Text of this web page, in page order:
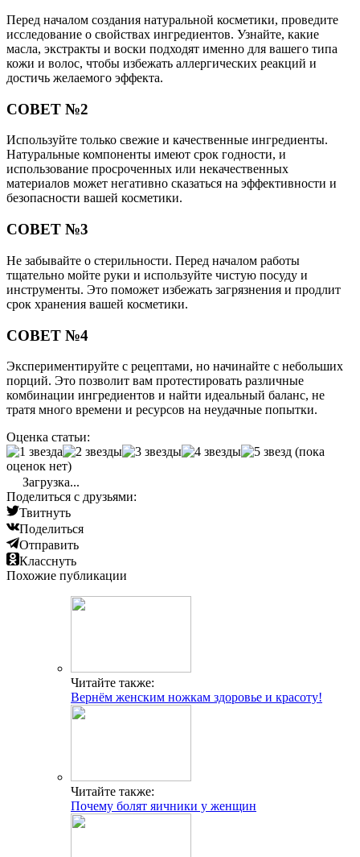
Перед началом создания натуральной косметики, проведите
исследование о свойствах ингредиентов. Узнайте, какие
масла, экстракты и воски подходят именно для вашего типа
кожи и волос, чтобы избежать аллергических реакций и
достичь желаемого эффекта.
СОВЕТ №2
Используйте только свежие и качественные ингредиенты.
Натуральные компоненты имеют срок годности, и
использование просроченных или некачественных
материалов может негативно сказаться на эффективности и
безопасности вашей косметики.
СОВЕТ №3
Не забывайте о стерильности. Перед началом работы
тщательно мойте руки и используйте чистую посуду и
инструменты. Это поможет избежать загрязнения и продлит
срок хранения вашей косметики.
СОВЕТ №4
Экспериментируйте с рецептами, но начинайте с небольших
порций. Это позволит вам протестировать различные
комбинации ингредиентов и найти идеальный баланс, не
тратя много времени и ресурсов на неудачные попытки.
Оценка статьи:
(пока
оценок нет)
Загрузка...
Поделиться с друзьями:
Твитнуть
Поделиться
Отправить
Класснуть
Похожие публикации
Читайте также:
Вернём женским ножкам здоровье и красоту!
Читайте также:
Почему болят яичники у женщин